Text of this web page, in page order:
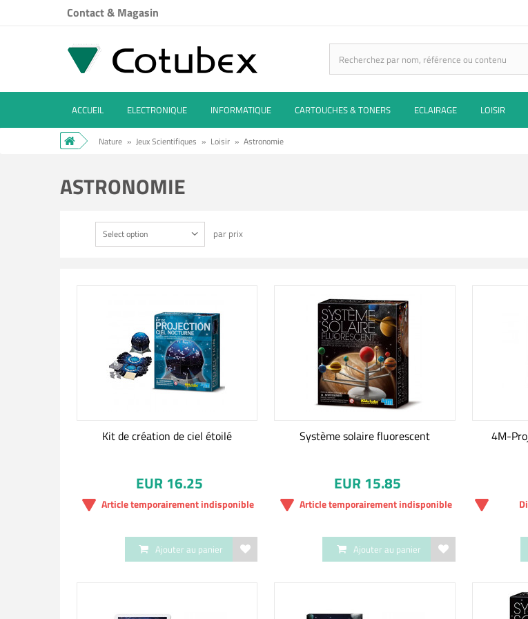
Contact & Magasin
ACCUEIL ELECTRONIQUE INFORMATIQUE CARTOUCHES & TONERS ECLAIRAGE LOISIR
Nature » Jeux Scientifiques » Loisir » Astronomie
ASTRONOMIE
Select option par prix
Kit de création de ciel étoilé
EUR 16.25
Article temporairement indisponible
Ajouter au panier
Système solaire fluorescent
EUR 15.85
Article temporairement indisponible
Ajouter au panier
4M-